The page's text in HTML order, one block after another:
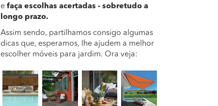
e faça escolhas acertadas - sobretudo a
longo prazo.
Assim sendo, partilhamos consigo algumas
dicas que, esperamos, lhe ajudem a melhor
escolher móveis para jardim. Ora veja: